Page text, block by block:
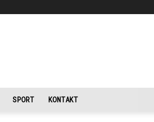
SPORT KONTAKT